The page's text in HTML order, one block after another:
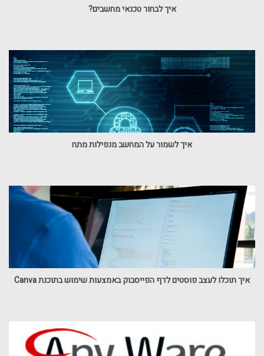
איך לבחור טכנאי מחשבים?
איך לשמור על המחשב מנפילות מתח
איך תוכלו לעצב פוסטים לדף הפייסבוק באמצעות שימוש בתוכנת Canva